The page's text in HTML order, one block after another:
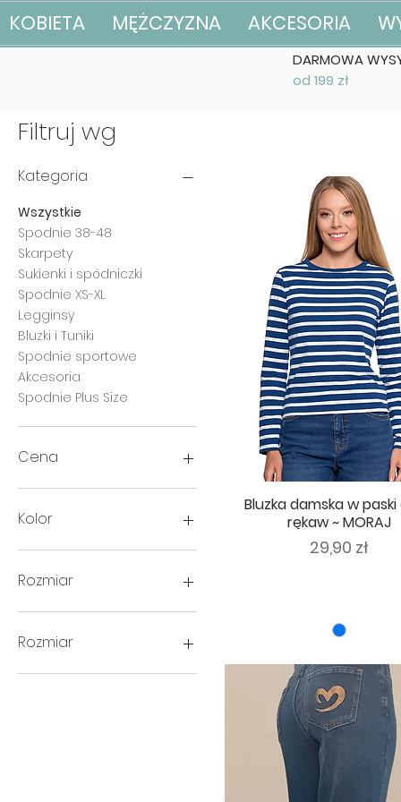
KOBIETA MĘŻCZYZNA AKCESORIA
DARMOWA
od 199 zł
Filtruj wg
Kategoria
Wszystkie
Spodnie 38-48
Skarpety
Sukienki i spódniczki
Spodnie XS-XL
Legginsy
Bluzki i Tuniki
Spodnie sportowe
Akcesoria
Spodnie Plus Size
Cena
Kolor
Rozmiar
Rozmiar
36
Bluzka damska w paski
rękaw ~ MORAJ
Cena
29,90 zł